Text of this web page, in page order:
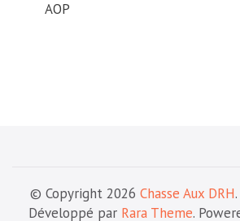
AOP
© Copyright 2026 Chasse Aux DRH
Développé par Rara Theme.